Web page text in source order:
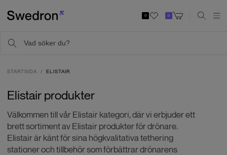
0 0
STARTSIDA ELISTAIR
Elistair produkter
Välkommen till vår Elistair kategori, där vi erbjuder ett
brett sortiment av Elistair produkter för drönare.
Elistair är känt för sina högkvalitativa tethering
stationer och tillbehör som förbättrar drönarens